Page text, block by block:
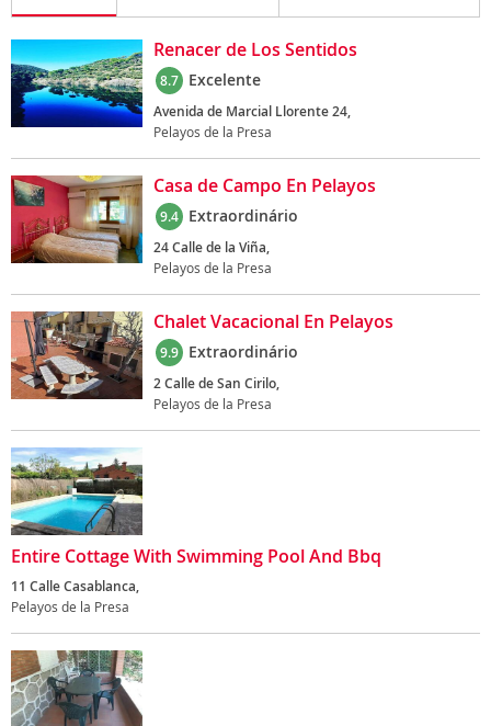
Renacer de Los Sentidos
8.7 Excelente
Avenida de Marcial Llorente 24,
Pelayos de la Presa
Casa de Campo En Pelayos
9.4 Extraordinário
24 Calle de la Viña,
Pelayos de la Presa
Chalet Vacacional En Pelayos
9.9 Extraordinário
2 Calle de San Cirilo,
Pelayos de la Presa
Entire Cottage With Swimming Pool And Bbq
11 Calle Casablanca,
Pelayos de la Presa